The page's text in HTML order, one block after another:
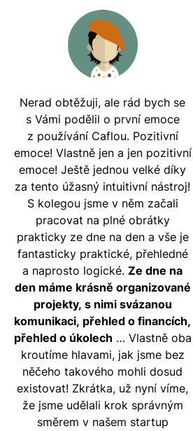
Nerad obtěžuji, ale rád bych se
s Vámi podělil o první emoce
z používání Caflou. Pozitivní
emoce! Vlastně jen a jen pozitivní
emoce! Ještě jednou velké díky
za tento úžasný intuitivní nástroj!
S kolegou jsme v něm začali
pracovat na plné obrátky
prakticky ze dne na den a vše je
fantasticky praktické, přehledné
a naprosto logické.Ze dne na
den máme krásně organizované
projekty, s nimi svázanou
komunikaci, přehled o financích,
přehled o úkolech … Vlastně oba
kroutíme hlavami, jak jsme bez
něčeho takového mohli dosud
existovat! Zkrátka, už nyní víme,
že jsme udělali krok správným
směrem v našem startup